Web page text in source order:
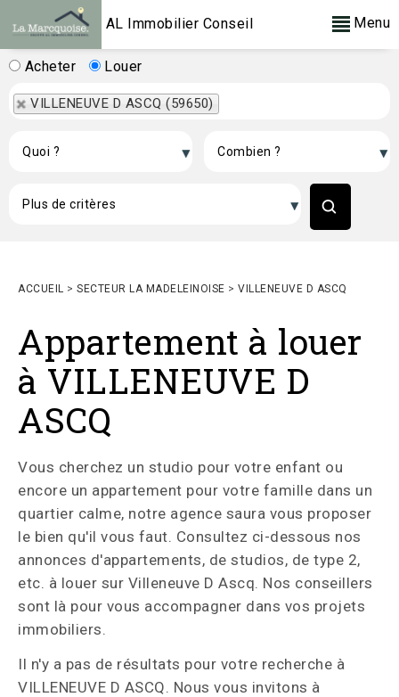
AL Immobilier Conseil Menu
Acheter Louer
VILLENEUVE D ASCQ (59650)
ACCUEIL > SECTEUR LA MADELEINOISE > VILLENEUVE D ASCQ
Appartement à louer
à VILLENEUVE D
ASCQ
Vous cherchez un studio pour votre enfant ou
encore un appartement pour votre famille dans un
quartier calme, notre agence saura vous proposer
le bien qu'il vous faut. Consultez ci-dessous nos
annonces d'appartements, de studios, de type 2,
etc. à louer sur Villeneuve D Ascq. Nos conseillers
sont là pour vous accompagner dans vos projets
immobiliers.
Il n'y a pas de résultats pour votre recherche à
VILLENEUVE D ASCQ. Nous vous invitons à